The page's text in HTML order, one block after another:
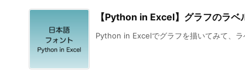
【Python in Excel】グラフのラベ
Python in Excelでグラフを描いてみて、